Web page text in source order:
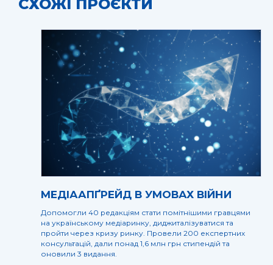
СХОЖІ ПРОЄКТИ
МЕДІААПҐРЕЙД В УМОВАХ ВІЙНИ
Допомогли 40 редакціям стати помітнішими гравцями
на українському медіаринку, диджиталізуватися та
пройти через кризу ринку. Провели 200 експертних
консультацій, дали понад 1,6 млн грн стипендій та
оновили 3 видання.